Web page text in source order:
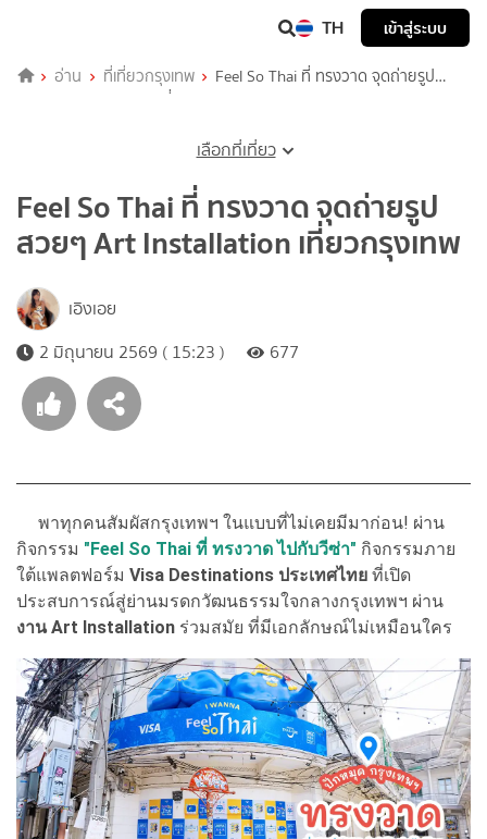
TH เข้าสู่ระบบ
อ่าน ที่เที่ยวกรุงเทพ
Feel So Thai ที่ ทรงวาด จุดถ่ายรูป
สวยๆ Art Installation เที่ยวกรุงเทพ
เลือกที่เที่ยว
Feel So Thai ที่ ทรงวาด จุดถ่ายรูป
สวยๆ Art Installation เที่ยวกรุงเทพ
เอิงเอย
2 มิถุนายน 2569 ( 15:23 )
677
พาทุกคนสัมผัสกรุงเทพฯ ในแบบที่ไม่เคยมีมาก่อน! ผ่าน
กิจกรรม "Feel So Thai ที่ ทรงวาด ไปกับวีซ่า" กิจกรรมภาย
ใต้แพลตฟอร์ม Visa Destinations ประเทศไทย ที่เปิด
ประสบการณ์สู่ย่านมรดกวัฒนธรรมใจกลางกรุงเทพฯ ผ่าน
งาน Art Installation ร่วมสมัย ที่มีเอกลักษณ์ไม่เหมือนใคร